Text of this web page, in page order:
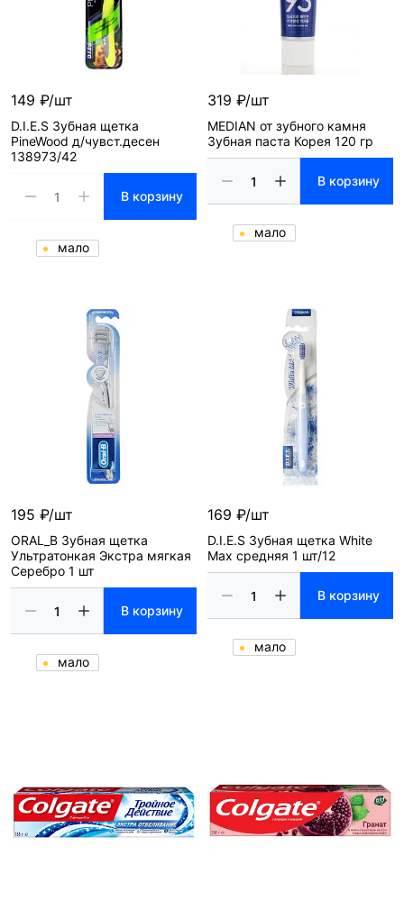
149 ₽/шт
D.I.E.S Зубная щетка
PineWood д/чувст.десен
138973/42
В корзину
мало
319 ₽/шт
MEDIAN от зубного камня
Зубная паста Корея 120 гр
В корзину
мало
195 ₽/шт
ORAL_B Зубная щетка
Ультратонкая Экстра мягкая
Серебро 1 шт
В корзину
мало
169 ₽/шт
D.I.E.S Зубная щетка White
Max средняя 1 шт/12
В корзину
мало